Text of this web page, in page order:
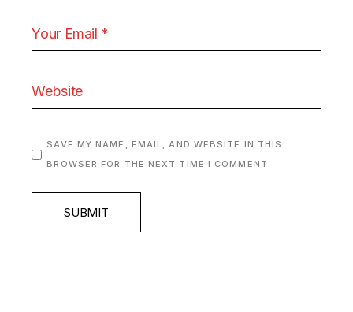
SAVE MY NAME, EMAIL, AND WEBSITE IN THIS
BROWSER FOR THE NEXT TIME I COMMENT.
SUBMIT